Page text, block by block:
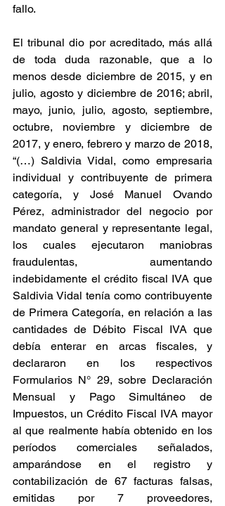
fallo.
El tribunal dio por acreditado, más allá
de toda duda razonable, que a lo
menos desde diciembre de 2015, y en
julio, agosto y diciembre de 2016; abril,
mayo, junio, julio, agosto, septiembre,
octubre, noviembre y diciembre de
2017, y enero, febrero y marzo de 2018,
“(…) Saldivia Vidal, como empresaria
individual y contribuyente de primera
categoría, y José Manuel Ovando
Pérez, administrador del negocio por
mandato general y representante legal,
los cuales ejecutaron maniobras
fraudulentas, aumentando
indebidamente el crédito fiscal IVA que
Saldivia Vidal tenía como contribuyente
de Primera Categoría, en relación a las
cantidades de Débito Fiscal IVA que
debía enterar en arcas fiscales, y
declararon en los respectivos
Formularios N° 29, sobre Declaración
Mensual y Pago Simultáneo de
Impuestos, un Crédito Fiscal IVA mayor
al que realmente había obtenido en los
períodos comerciales señalados,
amparándose en el registro y
contabilización de 67 facturas falsas,
emitidas por 7 proveedores,